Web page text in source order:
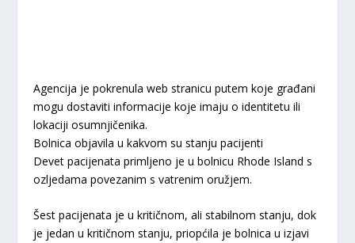
Agencija je pokrenula web stranicu putem koje građani
mogu dostaviti informacije koje imaju o identitetu ili
lokaciji osumnjičenika.
Bolnica objavila u kakvom su stanju pacijenti
Devet pacijenata primljeno je u bolnicu Rhode Island s
ozljedama povezanim s vatrenim oružjem.
Šest pacijenata je u kritičnom, ali stabilnom stanju, dok
je jedan u kritičnom stanju, priopćila je bolnica u izjavi